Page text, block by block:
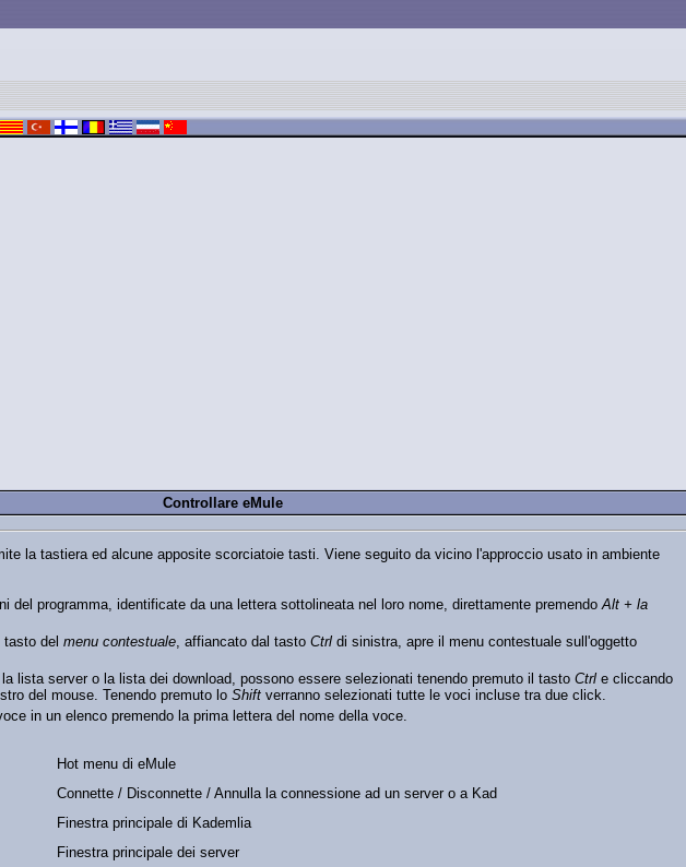
Controllare eMule
la tastiera ed alcune apposite scorciatoie tasti. Viene seguito da vicino l'approccio usato in ambiente
del programma, identificate da una lettera sottolineata nel loro nome, direttamente premendoAlt + la
del menu contestuale, affiancato dal tasto Ctrldi sinistra, apre il menu contestuale sull'oggetto
lista server o la lista dei download, possono essere selezionati tenendo premuto il tasto Ctrle cliccando
del mouse. Tenendo premuto lo Shiftverranno selezionati tutte le voci incluse tra due click.
in un elenco premendo la prima lettera del nome della voce.
Hot menu di eMule
Connette / Disconnette / Annulla la connessione ad un server o a Kad
Finestra principale di Kademlia
Finestra principale dei server